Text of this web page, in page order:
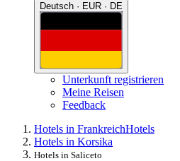
Deutsch · EUR · DE
Unterkunft registrieren
Meine Reisen
Feedback
Hotels in FrankreichHotels
Hotels in Korsika
Hotels in Saliceto